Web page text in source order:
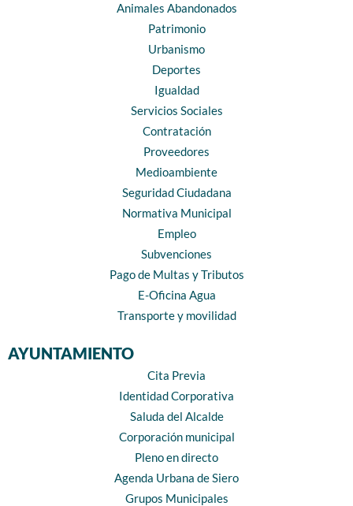
Animales Abandonados
Patrimonio
Urbanismo
Deportes
Igualdad
Servicios Sociales
Contratación
Proveedores
Medioambiente
Seguridad Ciudadana
Normativa Municipal
Empleo
Subvenciones
Pago de Multas y Tributos
E-Oficina Agua
Transporte y movilidad
AYUNTAMIENTO
Cita Previa
Identidad Corporativa
Saluda del Alcalde
Corporación municipal
Pleno en directo
Agenda Urbana de Siero
Grupos Municipales